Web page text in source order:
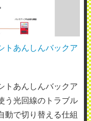
トあんしんバックア
トあんしんバックア
う光回線のトラブル
動で切り替える仕組